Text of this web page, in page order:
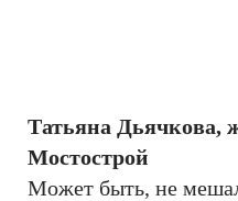
Татьяна Дьячкова,
Мостострой
Может быть, не